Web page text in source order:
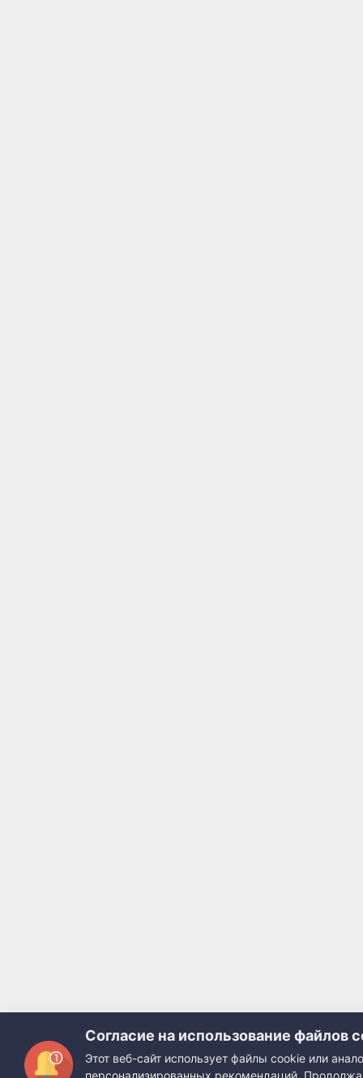
Согласие на использование файлов
Этот веб-сайт использует файлы cookie или
персонализированных рекомендаций.